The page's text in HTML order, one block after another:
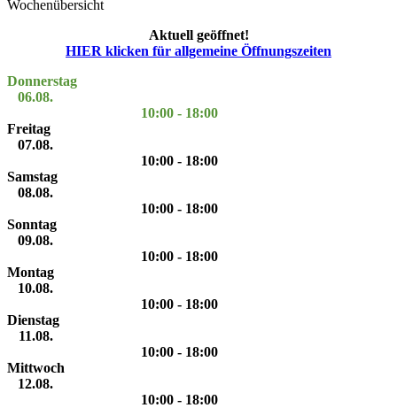
Wochenübersicht
Aktuell geöffnet!
HIER klicken für allgemeine Öffnungszeiten
Donnerstag
06.08.
10:00 - 18:00
Freitag
07.08.
10:00 - 18:00
Samstag
08.08.
10:00 - 18:00
Sonntag
09.08.
10:00 - 18:00
Montag
10.08.
10:00 - 18:00
Dienstag
11.08.
10:00 - 18:00
Mittwoch
12.08.
10:00 - 18:00